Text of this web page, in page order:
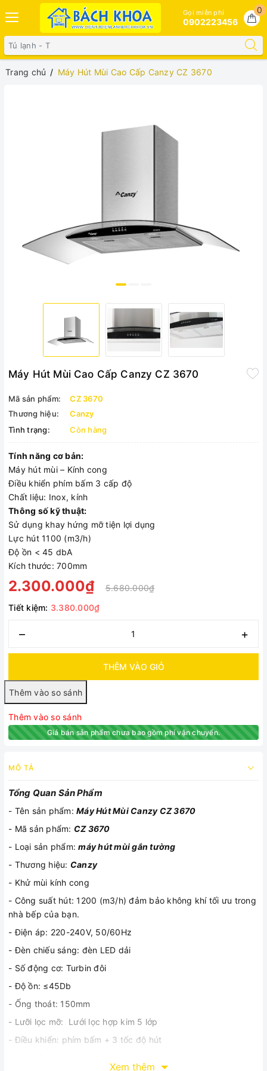
0
Gọi miễn phí
0902223456
Trang chủ Máy Hút Mùi Cao Cấp Canzy CZ 3670
Máy Hút Mùi Cao Cấp Canzy CZ 3670
Mã sản phẩm:
CZ 3670
Thương hiệu:
Canzy
Tình trạng:
Còn hàng
Tính năng cơ bản:
Máy hút mùi – Kính cong
Điều khiển phím bấm 3 cấp độ
Chất liệu: Inox, kính
Thông số kỹ thuật:
Sử dụng khay hứng mỡ tiện lợi dụng
Lực hút 1100 (m3/h)
Độ ồn < 45 dbA
Kích thước: 700mm
2.300.000₫
5.680.000₫
Tiết kiệm: 3.380.000₫
– +
THÊM VÀO GIỎ
Thêm vào so sánh
Giá bán sản phẩm chưa bao gồm phí vận chuyển.
MÔ TẢ
Tổng Quan Sản Phẩm
- Tên sản phẩm: Máy Hút Mùi Canzy CZ 3670
- Mã sản phẩm: CZ 3670
- Loại sản phẩm:máy hút mùi gắn tường
- Thương hiệu: Canzy
- Khử mùi kính cong
- Công suất hút: 1200 (m3/h) đảm bảo không khí tối ưu trong
nhà bếp của bạn.
- Điện áp: 220-240V, 50/60Hz
- Đèn chiếu sáng: đèn LED dải
- Số động cơ: Turbin đôi
- Độ ồn: ≤45Db
- Ống thoát: 150mm
- Lưỡi lọc mỡ: Lưới lọc hợp kim 5 lớp
- Điều khiển: phím bấm + 3 tốc độ hút
Xem thêm